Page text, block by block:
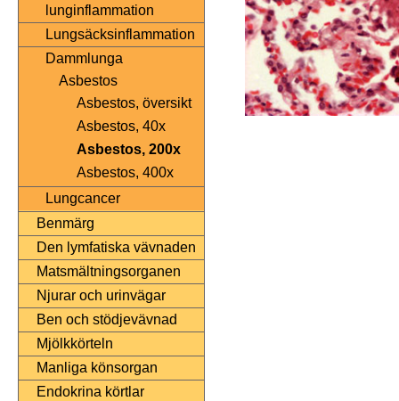
lunginflammation
Lungsäcksinflammation
Dammlunga
Asbestos
Asbestos, översikt
Asbestos, 40x
Asbestos, 200x
Asbestos, 400x
Lungcancer
Benmärg
Den lymfatiska vävnaden
Matsmältningsorganen
Njurar och urinvägar
Ben och stödjevävnad
Mjölkkörteln
Manliga könsorgan
Endokrina körtlar